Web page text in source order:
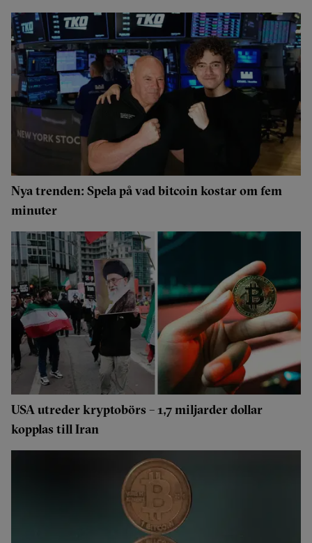
Nya trenden: Spela på vad bitcoin kostar om fem
minuter
USA utreder kryptobörs – 1,7 miljarder dollar
kopplas till Iran